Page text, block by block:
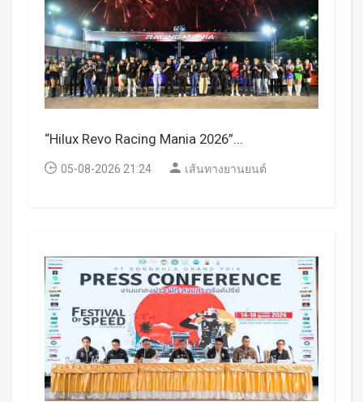
“Hilux Revo Racing Mania 2026”...
05-08-2026 21:24 เส้นทางยานยนต์